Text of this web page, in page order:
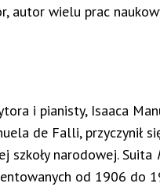
autor wielu prac
i pianisty, Isaaca
de Falli, przyczynił
szkoły narodowej. Suita
od 1906 do